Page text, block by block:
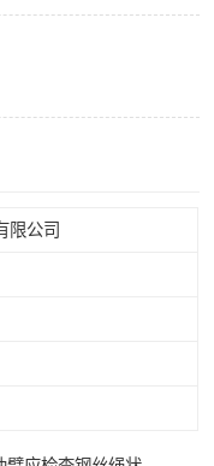
限公司